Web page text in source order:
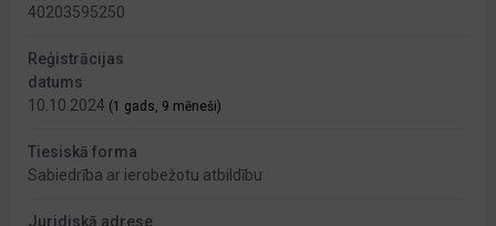
40203595250
Reģistrācijas
datums
10.10.2024 (1 gads, 9 mēneši)
Tiesiskā forma
Sabiedrība ar ierobežotu atbildību
Juridiskā adrese